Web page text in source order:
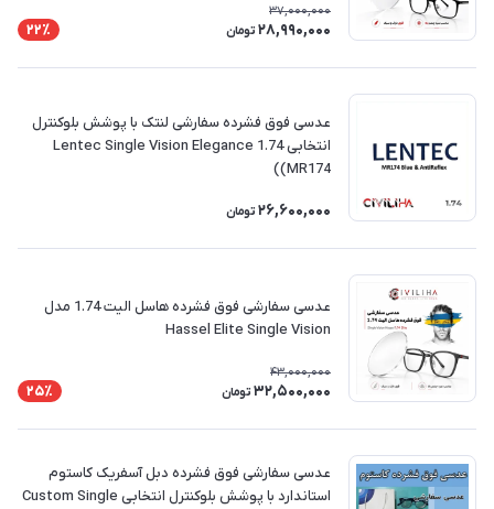
37,000,000
28,990,000 تومان 22٪
عدسی فوق فشرده سفارشی لنتک با پوشش بلوکنترل
انتخابی Lentec Single Vision Elegance 1.74
(MR174)
26,600,000 تومان
عدسی سفارشی فوق فشرده هاسل الیت 1.74 مدل
Hassel Elite Single Vision
43,000,000
32,500,000 تومان 25٪
عدسی سفارشی فوق فشرده دبل آسفریک کاستوم
استاندارد با پوشش بلوکنترل انتخابی Custom Single